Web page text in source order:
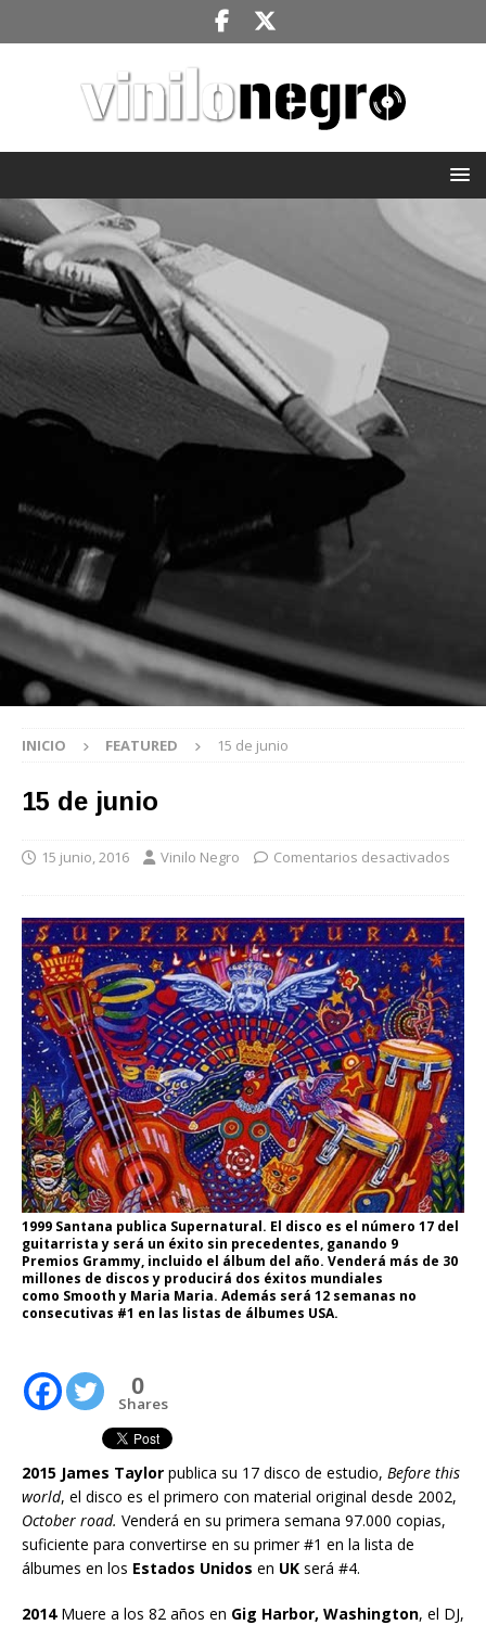
INICIO FEATURED 15 de junio
15 de junio
15 junio, 2016 Vinilo Negro Comentarios desactivados
1999 Santana publica Supernatural. El disco es el número 17 del
guitarrista y será un éxito sin precedentes, ganando 9
Premios Grammy, incluido el álbum del año. Venderá más de 30
millones de discos y producirá dos éxitos mundiales
como Smooth y Maria Maria. Además será 12 semanas no
consecutivas #1 en las listas de álbumes USA.
0
Shares
2015 James Taylor publica su 17 disco de estudio, Before this
world, el disco es el primero con material original desde 2002,
October road. Venderá en su primera semana 97.000 copias,
suficiente para convertirse en su primer #1 en la lista de
álbumes en los Estados Unidos en UK será #4.
2014Muere a los 82 años en Gig Harbor, Washington, el DJ,